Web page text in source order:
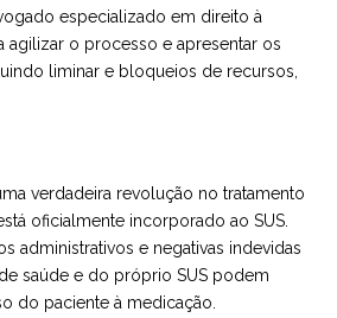
especializado em direito à
agilizar o processo e apresentar os
liminar e bloqueios de recursos,
verdadeira revolução no tratamento
oficialmente incorporado ao SUS.
administrativos e negativas indevidas
saúde e do próprio SUS podem
do paciente à medicação.